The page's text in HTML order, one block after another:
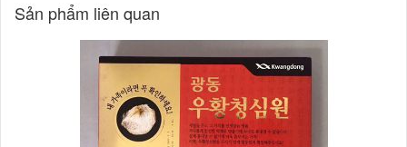
Sản phẩm liên quan